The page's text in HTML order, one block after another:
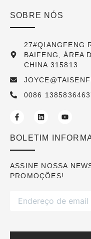
SOBRE NÓS
27#QIANGFENG
BAIFENG, ÁREA
CHINA 315813
0086
BOLETIM
ASSINE NOSSA
PROMOÇÕES!